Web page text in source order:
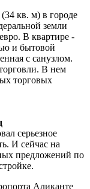
кв. м) в городе
земли
В квартире -
и бытовой
с санузлом.
В нем
торговых
серьезное
И сейчас на
предложений по
Аликанте